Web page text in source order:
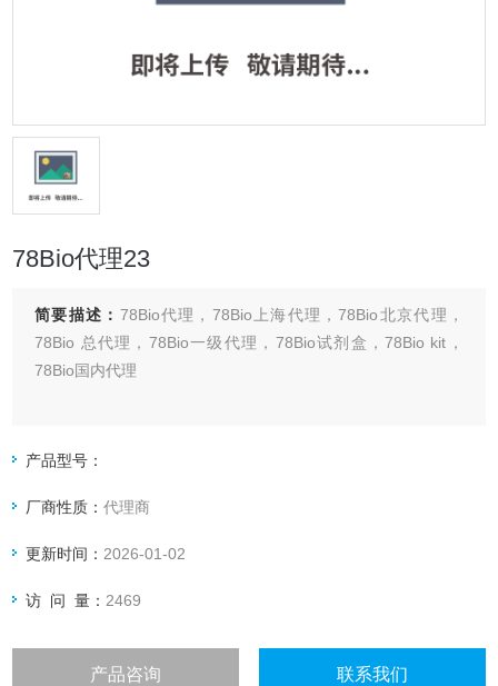
78Bio代理23
简要描述： 78Bio代理，78Bio上海代理，78Bio北京代理，
78Bio 总代理，78Bio一级代理，78Bio试剂盒，78Bio kit，
78Bio国内代理
迎电询：4006551678
产品型号：
厂商性质：代理商
更新时间： 2026-01-02
访 问 量： 2469
产品咨询 联系我们